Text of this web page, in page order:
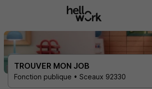
TROUVER MON JOB
Fonction publique • Sceaux 92330